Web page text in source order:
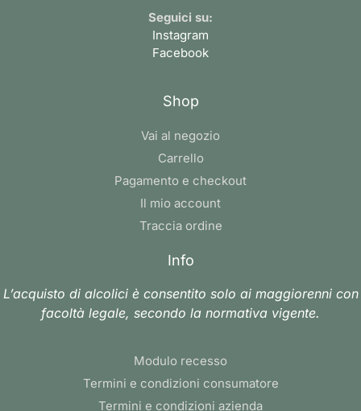
Seguici su:
Instagram
Facebook
Shop
Vai al negozio
Carrello
Pagamento e checkout
Il mio account
Traccia ordine
Info
L’acquisto di alcolici è consentito solo ai maggiorenni con
facoltà legale, secondo la normativa vigente.
Modulo recesso
Termini e condizioni consumatore
Termini e condizioni azienda